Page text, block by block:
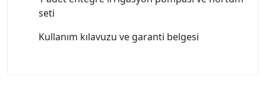
seti
Kullanım kılavuzu ve garanti belgesi